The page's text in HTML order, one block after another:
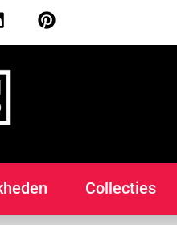
Collecties